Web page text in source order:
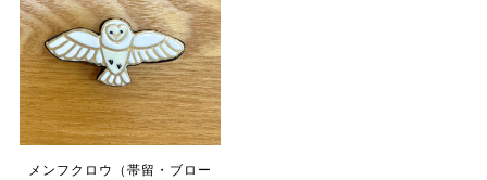
メンフクロウ（帯留・ブロー